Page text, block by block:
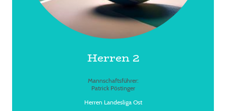
Herren 2
Mannschaftsführer:
Patrick Pöstinger
Herren Landesliga Ost